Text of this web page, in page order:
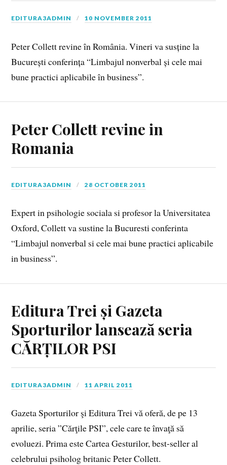
EDITURA3ADMIN 10 NOVEMBER 2011
Peter Collett revine în România. Vineri va susține la
București conferința “Limbajul nonverbal și cele mai
bune practici aplicabile în business”.
Peter Collett revine in
Romania
EDITURA3ADMIN 28 OCTOBER 2011
Expert in psihologie sociala si profesor la Universitatea
Oxford, Collett va sustine la Bucuresti conferinta
“Limbajul nonverbal si cele mai bune practici aplicabile
in business”.
Editura Trei și Gazeta
Sporturilor lansează seria
CĂRȚILOR PSI
EDITURA3ADMIN 11 APRIL 2011
Gazeta Sporturilor şi Editura Trei vă oferă, de pe 13
aprilie, seria ”Cărţile PSI”, cele care te învaţă să
evoluezi. Prima este Cartea Gesturilor, best-seller al
celebrului psiholog britanic Peter Collett.